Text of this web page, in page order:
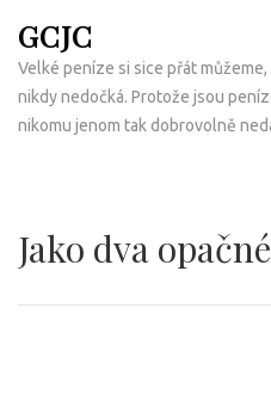
na
obsah
(Enter)
GCJC
Velké peníze si sice přát
nikdy nedočká. Protože jsou
nikomu jenom tak dobrovolně
Jako dva